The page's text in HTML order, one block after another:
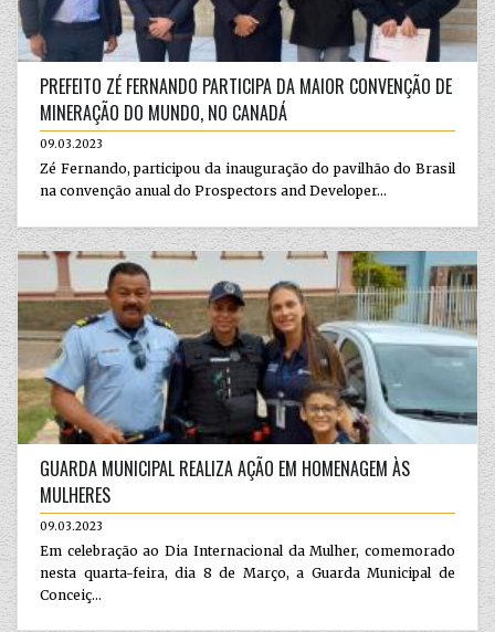
PREFEITO ZÉ FERNANDO PARTICIPA DA MAIOR CONVENÇÃO DE
MINERAÇÃO DO MUNDO, NO CANADÁ
09.03.2023
Zé Fernando, participou da inauguração do pavilhão do Brasil
na convenção anual do Prospectors and Developer...
GUARDA MUNICIPAL REALIZA AÇÃO EM HOMENAGEM ÀS
MULHERES
09.03.2023
Em celebração ao Dia Internacional da Mulher, comemorado
nesta quarta-feira, dia 8 de Março, a Guarda Municipal de
Conceiç...